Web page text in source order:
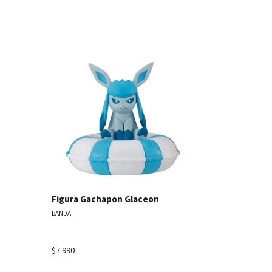
Ver detalles
Figura Gachapon Glaceon
BANDAI
$7.990